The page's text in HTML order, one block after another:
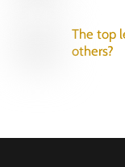
The top
others?